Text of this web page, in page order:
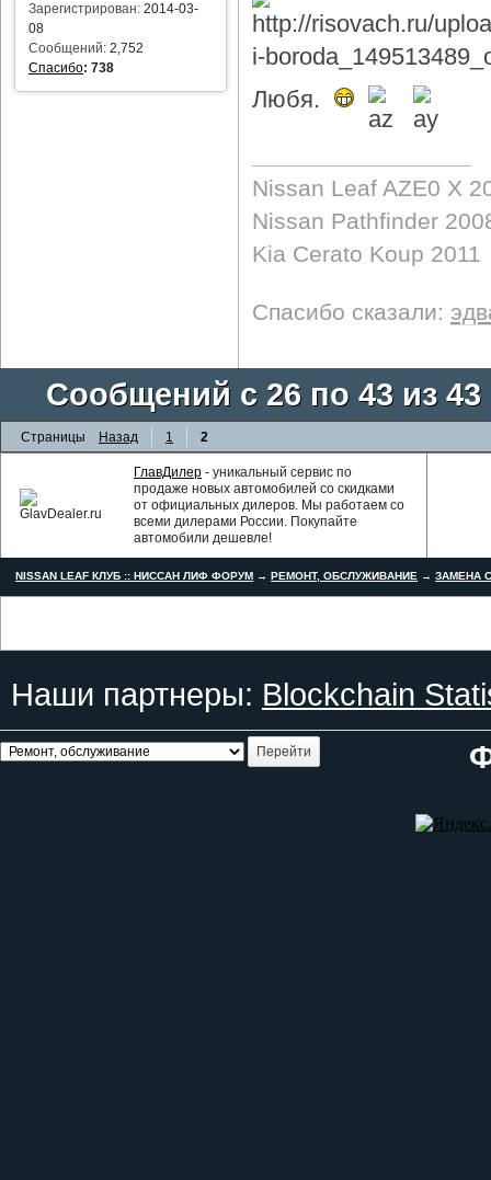
Зарегистрирован: 2014-03-
08
Сообщений: 2,752
Спасибо: 738
Любя.
Nissan Leaf AZE0 X
Nissan Pathfinder
Kia Cerato Koup 2011
Спасибо сказали:
Сообщений с 26 по 43 из 43
Страницы Назад 1 2
ГлавДилер - уникальный сервис по
продаже новых автомобилей со скидками
от официальных дилеров. Мы работаем со
всеми дилерами России. Покупайте
автомобили дешевле!
NISSAN LEAF КЛУБ :: НИССАН ЛИФ ФОРУМ →РЕМОНТ, ОБСЛУЖИВАНИЕ →ЗАМЕНА
Наши партнеры: Blockchain